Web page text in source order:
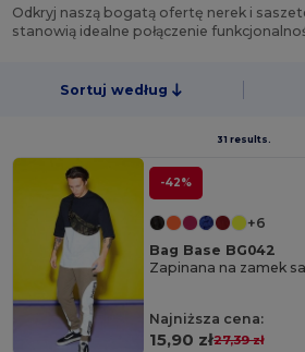
Odkryj naszą bogatą ofertę nerek i
stanowią idealne połączenie
Sortuj według
31 results.
-42%
+6
Bag Base BG042
Zapinana na zamek
Najniższa cena:
15,90 zł27,39 zł